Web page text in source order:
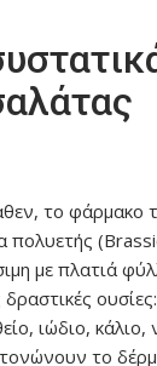
το φάρμακο
με πλατιά
ιώδιο, κάλιο,
το